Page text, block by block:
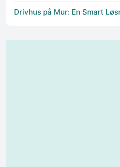
Drivhus på Mur: En Smart